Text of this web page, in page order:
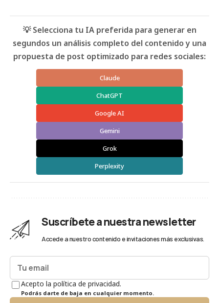
💡 Selecciona tu IA preferida para generar en
segundos un análisis completo del contenido y una
propuesta de post optimizado para redes sociales:
Claude
ChatGPT
Google AI
Gemini
Grok
Perplexity
Suscríbete a nuestra newsletter
Accede a nuestro contenido e invitaciones más exclusivas.
Acepto la política de privacidad.
Podrás darte de baja en cualquier momento.